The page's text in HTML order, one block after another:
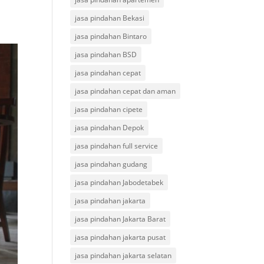
jasa pindahan Bekasi
jasa pindahan Bintaro
jasa pindahan BSD
jasa pindahan cepat
jasa pindahan cepat dan aman
jasa pindahan cipete
jasa pindahan Depok
jasa pindahan full service
jasa pindahan gudang
jasa pindahan Jabodetabek
jasa pindahan jakarta
jasa pindahan Jakarta Barat
jasa pindahan jakarta pusat
jasa pindahan jakarta selatan